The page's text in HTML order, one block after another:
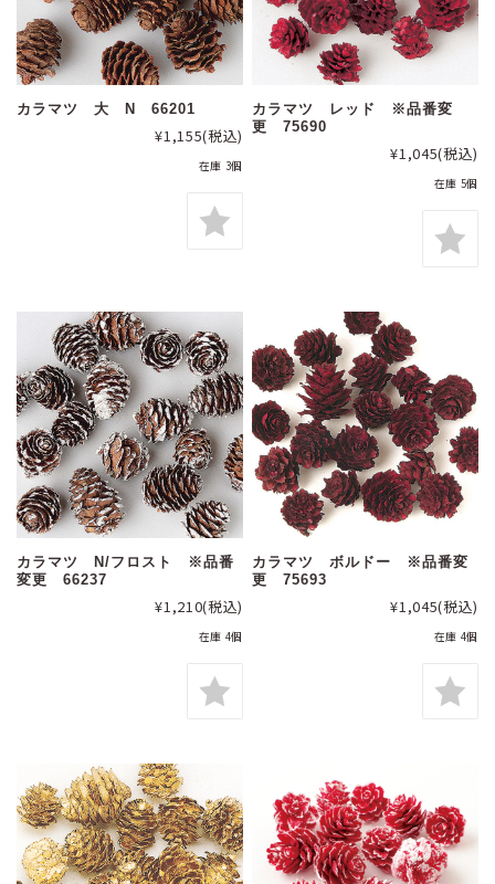
カラマツ 大 N 66201
¥1,155(税込)
在庫 3個
カラマツ レッド ※品番変
更 75690
¥1,045(税込)
在庫 5個
カラマツ N/フロスト ※品番
変更 66237
¥1,210(税込)
在庫 4個
カラマツ ボルドー ※品番変
更 75693
¥1,045(税込)
在庫 4個